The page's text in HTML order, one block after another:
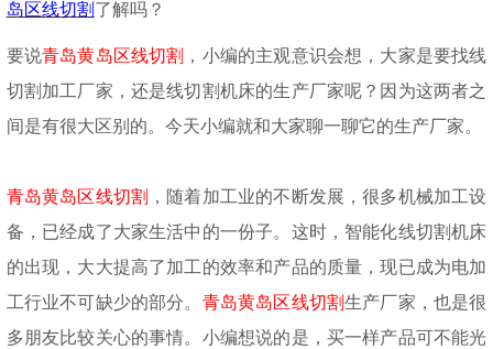
岛区线切割 了解吗？
要说青岛黄岛区线切割 ，小编的主观意识会想，大家是要找线
切割加工厂家，还是线切割机床的生产厂家呢？因为这两者之
间是有很大区别的。今天小编就和大家聊一聊它的生产厂家。
青岛黄岛区线切割 ，随着加工业的不断发展，很多机械加工设
备，已经成了大家生活中的一份子。这时，智能化线切割机床
的出现，大大提高了加工的效率和产品的质量，现已成为电加
工行业不可缺少的部分。 青岛黄岛区线切割生产厂家，也是很
多朋友比较关心的事情。小编想说的是，买一样产品可不能光